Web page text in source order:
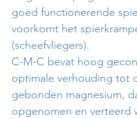
goed functionerende
voorkomt het
(scheefvliegers).
C-M-C bevat hoog
optimale verhouding tot
gebonden magnesium,
opgenomen en verteerd